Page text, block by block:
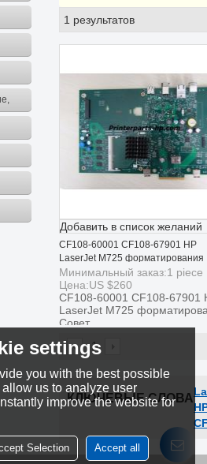
1 результатов
Добавить в список желаний
CF108-60001 CF108-67901 HP
LaserJet M725 форматирования
Совет
Минимальный заказ:1 piece
Цена:US $260
CF108-60001 CF108-67901
LaserJet M725
Совет
1
КЛЮЧЕВЫЕ СЛОВА
settings
you with the best possible
us to analyze user
improve the website for
Selection Accept all